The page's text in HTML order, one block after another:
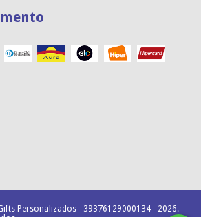
Personalizados - 39376129000134 - 2026.